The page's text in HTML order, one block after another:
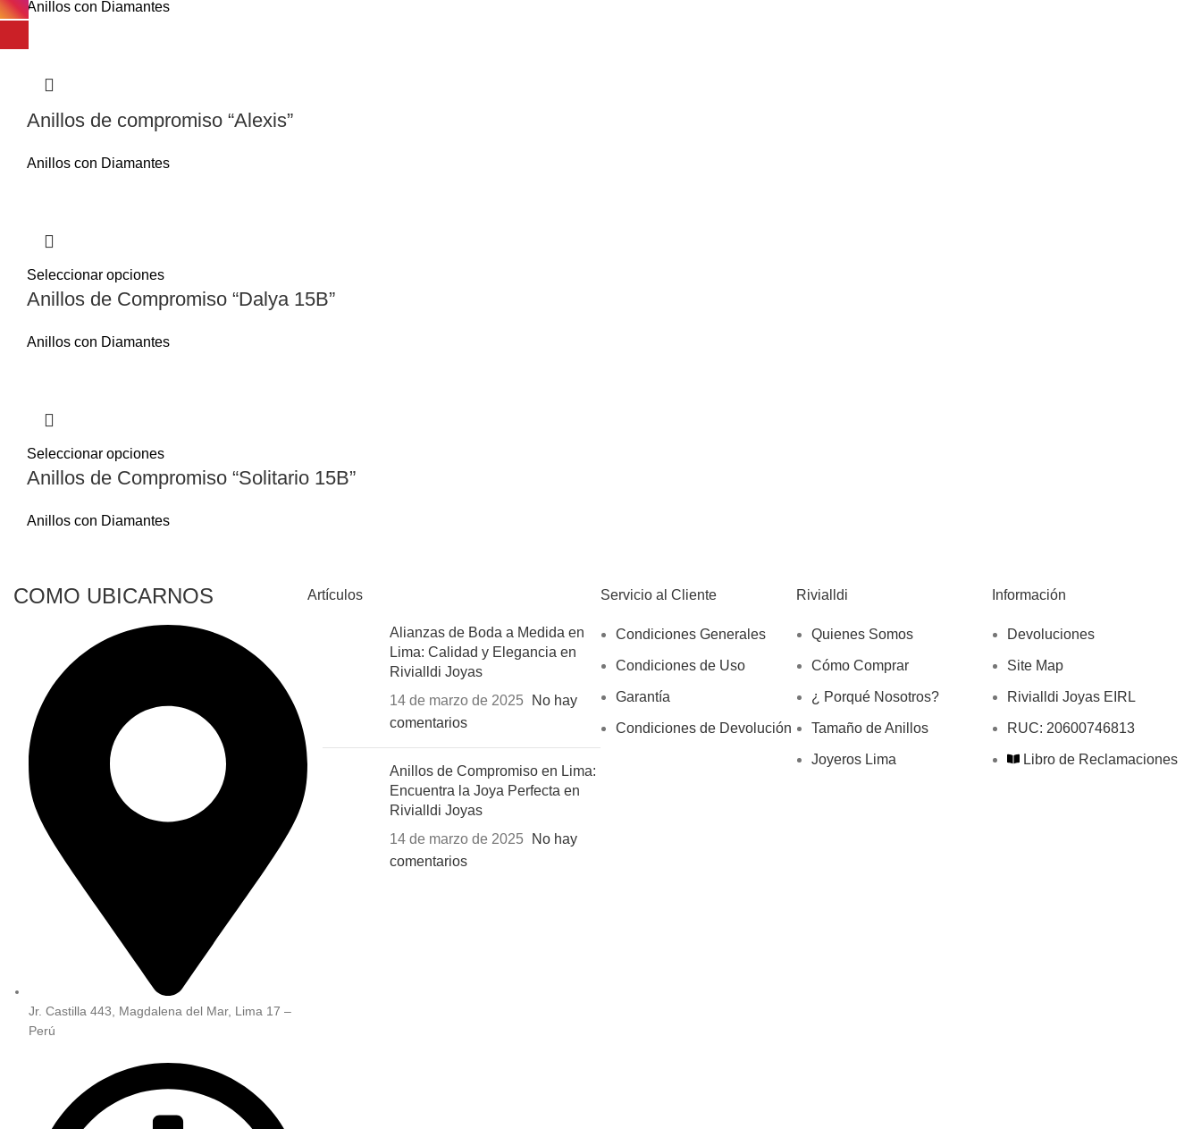
Anillos con Diamantes
Anillos de compromiso “Alexis”
Anillos con Diamantes
Seleccionar opciones
Anillos de Compromiso “Dalya 15B”
Anillos con Diamantes
Seleccionar opciones
Anillos de Compromiso “Solitario 15B”
Anillos con Diamantes
COMO UBICARNOS
Jr. Castilla 443, Magdalena del Mar, Lima 17 –
Perú
Artículos
Alianzas de Boda a Medida en
Lima: Calidad y Elegancia en
Rivialldi Joyas
14 de marzo de 2025
No hay
comentarios
Anillos de Compromiso en Lima:
Encuentra la Joya Perfecta en
Rivialldi Joyas
14 de marzo de 2025
No hay
comentarios
Servicio al Cliente
Condiciones Generales
Condiciones de Uso
Garantía
Condiciones de Devolución
Rivialldi
Quienes Somos
Cómo Comprar
¿ Porqué Nosotros?
Tamaño de Anillos
Joyeros Lima
Información
Devoluciones
Site Map
Rivialldi Joyas EIRL
RUC: 20600746813
Libro de Reclamaciones